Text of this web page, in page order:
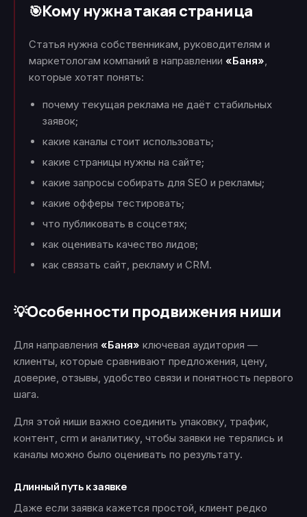
🎯Кому нужна такая страница
Статья нужна собственникам, руководителям и
маркетологам компаний в направлении «Баня»,
которые хотят понять:
почему текущая реклама не даёт стабильных
заявок;
какие каналы стоит использовать;
какие страницы нужны на сайте;
какие запросы собирать для SEO и рекламы;
какие офферы тестировать;
что публиковать в соцсетях;
как оценивать качество лидов;
как связать сайт, рекламу и CRM.
💡Особенности продвижения ниши
Для направления «Баня» ключевая аудитория —
клиенты, которые сравнивают предложения, цену,
доверие, отзывы, удобство связи и понятность первого
шага.
Для этой ниши важно соединить упаковку, трафик,
контент, crm и аналитику, чтобы заявки не терялись и
каналы можно было оценивать по результату.
Длинный путь к заявке
Даже если заявка кажется простой, клиент редко